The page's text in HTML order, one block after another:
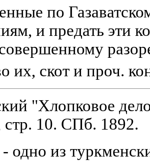
по
и предать эти
их, скот и проч.
"Хлопковое
10. СПб. 1892.
одно из